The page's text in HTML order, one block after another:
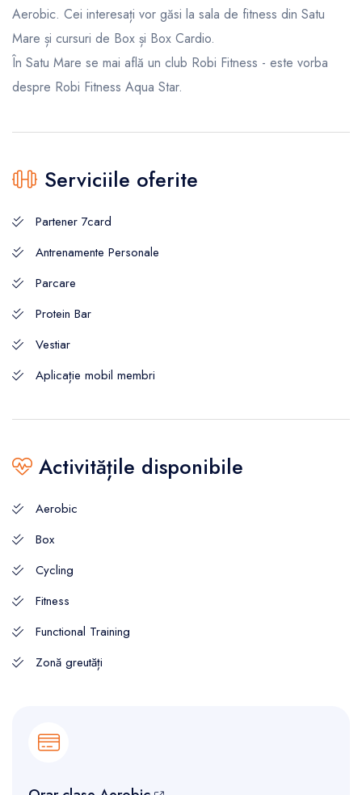
Aerobic. Cei interesați vor găsi la sala de fitness din Satu
Mare și cursuri de Box și Box Cardio.
În Satu Mare se mai află un club Robi Fitness - este vorba
despre Robi Fitness Aqua Star.
Serviciile oferite
Partener 7card
Antrenamente Personale
Parcare
Protein Bar
Vestiar
Aplicație mobil membri
Activitățile disponibile
Aerobic
Box
Cycling
Fitness
Functional Training
Zonă greutăți